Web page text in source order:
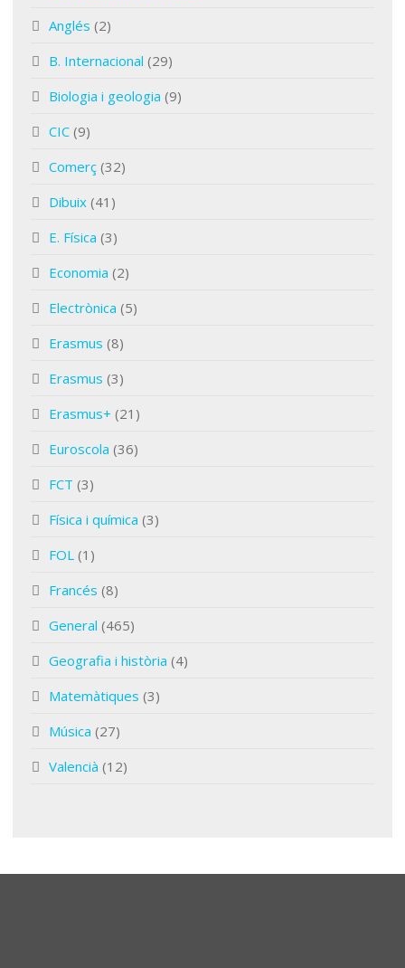
Anglés (2)
B. Internacional (29)
Biologia i geologia (9)
CIC (9)
Comerç (32)
Dibuix (41)
E. Física (3)
Economia (2)
Electrònica (5)
Erasmus (8)
Erasmus (3)
Erasmus+ (21)
Euroscola (36)
FCT (3)
Física i química (3)
FOL (1)
Francés (8)
General (465)
Geografia i història (4)
Matemàtiques (3)
Música (27)
Valencià (12)